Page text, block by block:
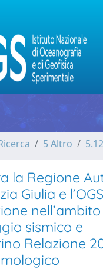
5 Altro
la Regione
Giulia e
sismico e
Relazione